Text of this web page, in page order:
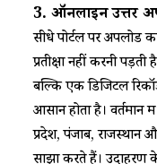
3.ऑनलाइनउत्तर
सीधे पोर्टल पर अपलोड
प्रतीक्षा नहीं करनी
बल्कि एक डिजिटल
आसान होता है।
प्रदेश, पंजाब, राजस्थान